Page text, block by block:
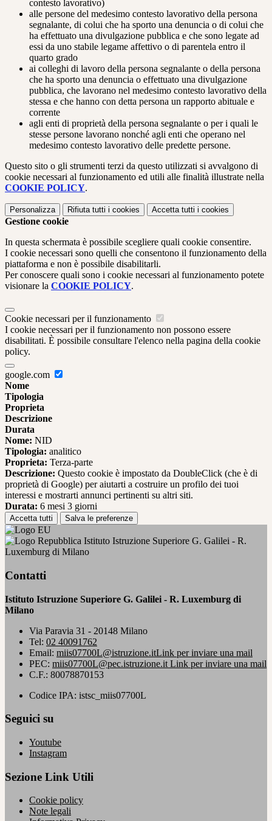
contesto lavorativo)
alle persone del medesimo contesto lavorativo della persona
segnalante, di colui che ha sporto una denuncia o di colui che
ha effettuato una divulgazione pubblica e che sono legate ad
essi da uno stabile legame affettivo o di parentela entro il
quarto grado
ai colleghi di lavoro della persona segnalante o della persona
che ha sporto una denuncia o effettuato una divulgazione
pubblica, che lavorano nel medesimo contesto lavorativo della
stessa e che hanno con detta persona un rapporto abituale e
corrente
agli enti di proprietà della persona segnalante o per i quali le
stesse persone lavorano nonché agli enti che operano nel
medesimo contesto lavorativo delle predette persone.
Questo sito o gli strumenti terzi da questo utilizzati si avvalgono di
cookie necessari al funzionamento ed utili alle finalità illustrate nella
COOKIE POLICY.
Personalizza Rifiuta tutti i cookies Accetta tutti i cookies
Gestione cookie
In questa schermata è possibile scegliere quali cookie consentire.
I cookie necessari sono quelli che consentono il funzionamento della
piattaforma e non è possibile disabilitarli.
Per conoscere quali sono i cookie necessari al funzionamento potete
visionare la COOKIE POLICY.
Cookie necessari per il funzionamento
I cookie necessari per il funzionamento non possono essere
disabilitati. È possibile consultare l'elenco nella pagina della cookie
policy.
google.com
Nome
Tipologia
Proprieta
Descrizione
Durata
Nome: NID
Tipologia: analitico
Proprieta: Terza-parte
Descrizione: Questo cookie è impostato da DoubleClick (che è di
proprietà di Google) per aiutarti a costruire un profilo dei tuoi
interessi e mostrarti annunci pertinenti su altri siti.
Durata: 6 mesi 3 giorni
Accetta tutti Salva le preferenze
Istituto Istruzione Superiore G. Galilei - R.
Luxemburg di Milano
Contatti
Istituto Istruzione Superiore G. Galilei - R. Luxemburg di
Milano
Via Paravia 31 - 20148 Milano
Tel: 02 40091762
Email: miis07700L@istruzione.itLink per inviare una mail
PEC: miis07700L@pec.istruzione.it Link per inviare una mail
C.F.: 80078870153
Codice IPA: istsc_miis07700L
Seguici su
Youtube
Instagram
Sezione Link Utili
Cookie policy
Note legali